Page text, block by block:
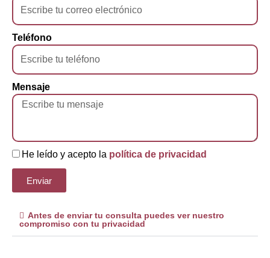
Teléfono
Mensaje
He leído y acepto la política de privacidad
Enviar
Antes de enviar tu consulta puedes ver nuestro
compromiso con tu privacidad